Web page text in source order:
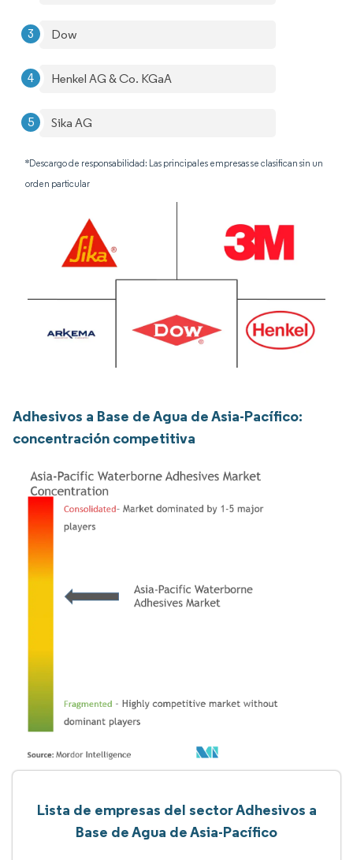
Dow
Henkel AG & Co. KGaA
Sika AG
*Descargo de responsabilidad: Las principales empresas se clasifican sin un
orden particular
Adhesivos a Base de Agua de Asia-Pacífico:
concentración competitiva
Lista de empresas del sector Adhesivos a
Base de Agua de Asia-Pacífico